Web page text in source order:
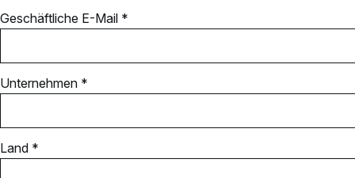
Geschäftliche E-Mail *
Unternehmen *
Land *